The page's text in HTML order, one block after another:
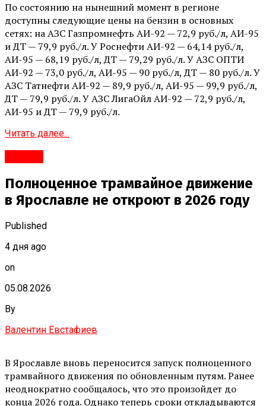
По состоянию на нынешний момент в регионе
доступны следующие цены на бензин в основных
сетях: на АЗС Газпромнефть АИ-92 — 72,9 руб./л, АИ-95
и ДТ — 79,9 руб./л. У Роснефти АИ-92 — 64,14 руб./л,
АИ-95 — 68,19 руб./л, ДТ — 79,29 руб./л. У АЗС ОПТИ
АИ-92 — 73,0 руб./л, АИ-95 — 90 руб./л, ДТ — 80 руб./л. У
АЗС Татнефти АИ-92 — 89,9 руб./л, АИ-95 — 99,9 руб./л,
ДТ — 79,9 руб./л. У АЗС ЛигаОйл АИ-92 — 72,9 руб./л,
АИ-95 и ДТ — 79,9 руб./л.
Читать далее...
Полноценное трамвайное движение
в Ярославле не откроют в 2026 году
Published
4 дня ago
on
05.08.2026
By
Валентин Евстафиев
В Ярославле вновь переносится запуск полноценного
трамвайного движения по обновленным путям. Ранее
неоднократно сообщалось, что это произойдет до
конца 2026 года. Однако теперь сроки откладываются